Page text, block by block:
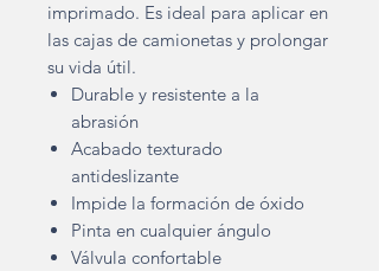
imprimado. Es ideal para aplicar en
las cajas de camionetas y prolongar
su vida útil.
Durable y resistente a la
abrasión
Acabado texturado
antideslizante
Impide la formación de óxido
Pinta en cualquier ángulo
Válvula confortable